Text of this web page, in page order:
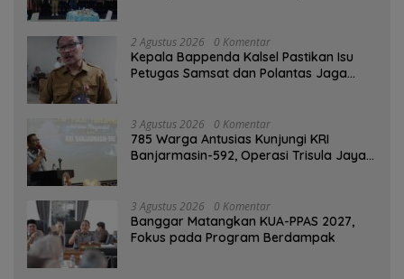
2 Agustus 2026 0 Komentar
Kepala Bappenda Kalsel Pastikan Isu
Petugas Samsat dan Polantas Jaga
3 Agustus 2026 0 Komentar
785 Warga Antusias Kunjungi KRI
Banjarmasin-592, Operasi Trisula Jaya
3 Agustus 2026 0 Komentar
‎Banggar Matangkan KUA-PPAS 2027,
Fokus pada Program Berdampak